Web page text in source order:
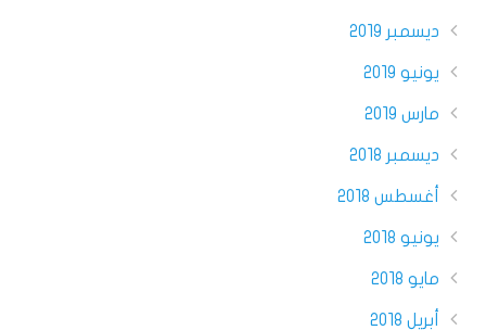
ديسمبر 2019
يونيو 2019
مارس 2019
ديسمبر 2018
أغسطس 2018
يونيو 2018
مايو 2018
أبريل 2018